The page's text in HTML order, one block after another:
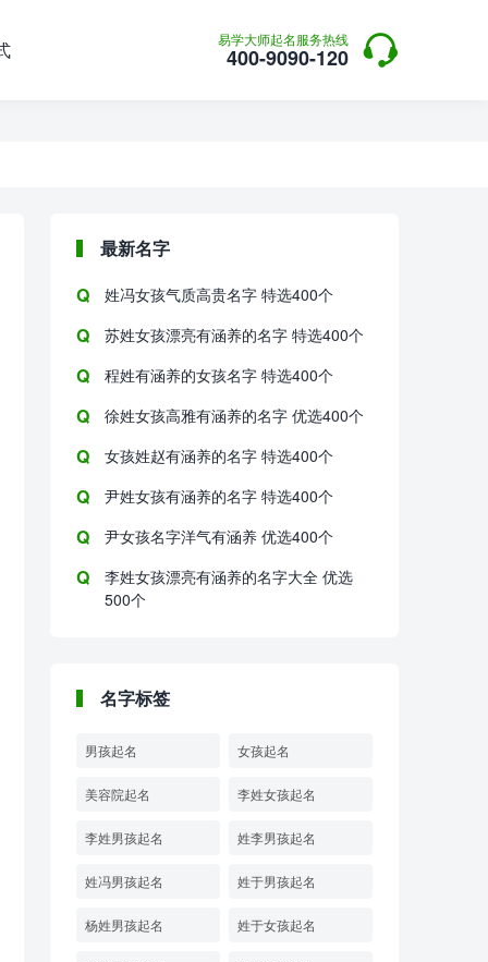
易学大师起名服务热线
400-9090-120 
最新名字
姓冯女孩气质高贵名字 特选400个
苏姓女孩漂亮有涵养的名字 特选400个
程姓有涵养的女孩名字 特选400个
徐姓女孩高雅有涵养的名字 优选400个
女孩姓赵有涵养的名字 特选400个
尹姓女孩有涵养的名字 特选400个
尹女孩名字洋气有涵养 优选400个
李姓女孩漂亮有涵养的名字大全 优选
500个
名字标签
男孩起名 女孩起名
美容院起名 李姓女孩起名
李姓男孩起名 姓李男孩起名
姓冯男孩起名 姓于男孩起名
杨姓男孩起名 姓于女孩起名